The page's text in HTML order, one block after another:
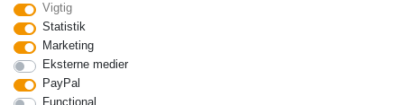
VAT Basic prices see article detail | * Applies to deliveries to the UK!
Withdraw from contract here
Vigtig
Statistik
Marketing
Eksterne medier
PayPal
Functional